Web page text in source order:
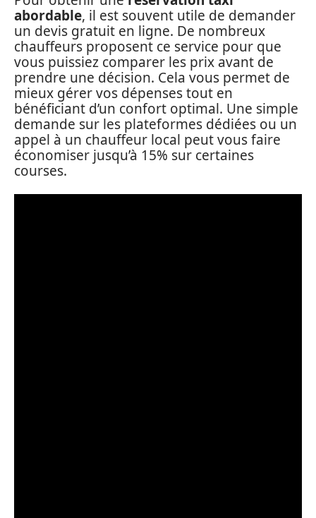
abordable, il est souvent utile de demander
un devis gratuit en ligne. De nombreux
chauffeurs proposent ce service pour que
vous puissiez comparer les prix avant de
prendre une décision. Cela vous permet de
mieux gérer vos dépenses tout en
bénéficiant d’un confort optimal. Une simple
demande sur les plateformes dédiées ou un
appel à un chauffeur local peut vous faire
économiser jusqu’à 15% sur certaines
courses.